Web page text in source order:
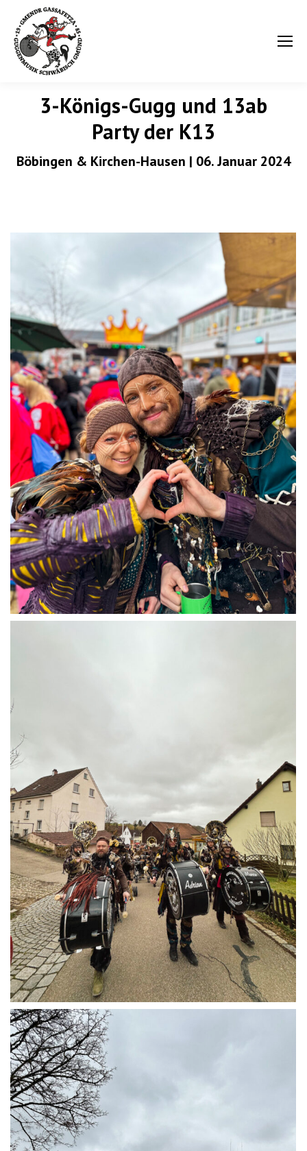
3-Königs-Gugg und 13ab
Party der K13
Böbingen & Kirchen-Hausen | 06. Januar 2024